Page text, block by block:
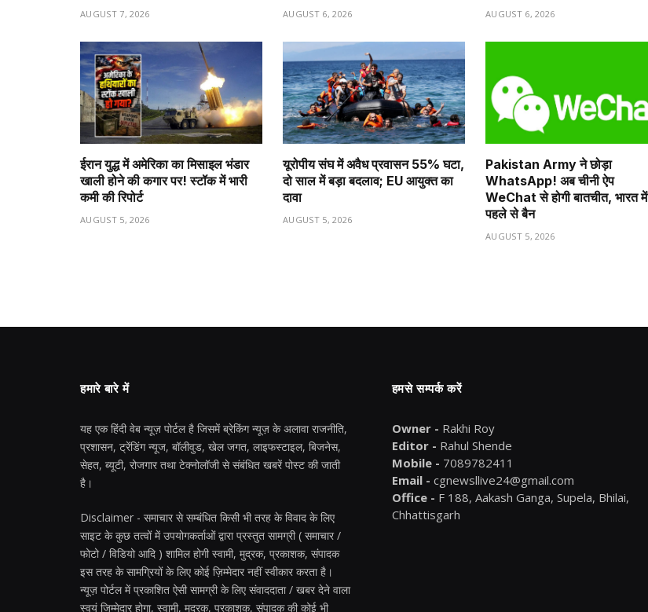
AUGUST 7, 2026 AUGUST 6, 2026 AUGUST 6, 2026
ईरान युद्ध में अमेरिका का मिसाइल भंडार
खाली होने की कगार पर! स्टॉक में भारी
कमी की रिपोर्ट
AUGUST 5, 2026
यूरोपीय संघ में अवैध प्रवासन 55% घटा,
दो साल में बड़ा बदलाव; EU आयुक्त का
दावा
AUGUST 5, 2026
Pakistan Army ने छोड़ा
WhatsApp! अब चीनी ऐप
WeChat से होगी बातचीत, भारत में
पहले से बैन
AUGUST 5, 2026
हमारे बारे में
यह एक हिंदी वेब न्यूज़ पोर्टल है जिसमें ब्रेकिंग न्यूज़ के अलावा राजनीति,
प्रशासन, ट्रेंडिंग न्यूज, बॉलीवुड, खेल जगत, लाइफस्टाइल, बिजनेस,
सेहत, ब्यूटी, रोजगार तथा टेक्नोलॉजी से संबंधित खबरें पोस्ट की जाती
है।
Disclaimer - समाचार से सम्बंधित किसी भी तरह के विवाद के लिए
साइट के कुछ तत्वों में उपयोगकर्ताओं द्वारा प्रस्तुत सामग्री ( समाचार /
फोटो / विडियो आदि ) शामिल होगी स्वामी, मुद्रक, प्रकाशक, संपादक
इस तरह के सामग्रियों के लिए कोई ज़िम्मेदार नहीं स्वीकार करता है।
न्यूज़ पोर्टल में प्रकाशित ऐसी सामग्री के लिए संवाददाता / खबर देने वाला
स्वयं जिम्मेदार होगा, स्वामी, मुद्रक, प्रकाशक, संपादक की कोई भी
हमसे सम्पर्क करें
Owner - Rakhi Roy
Editor - Rahul Shende
Mobile - 7089782411
Email - cgnewsllive24@gmail.com
Office - F 188, Aakash Ganga, Supela, Bhilai,
Chhattisgarh